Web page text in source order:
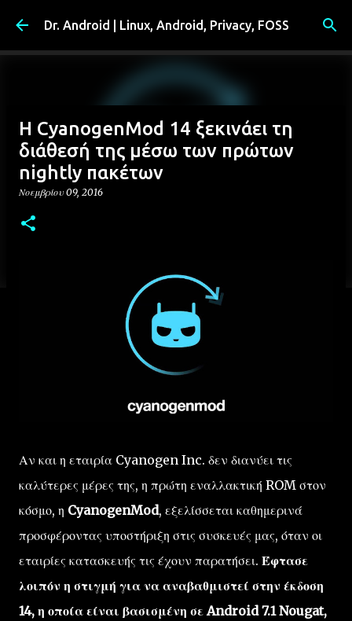
Μετάβαση στο κύριο περιεχόμενο
Dr. Android | Linux, Android, Privacy, FOSS
Η CyanogenMod 14 ξεκινάει τη
διάθεσή της μέσω των πρώτων
nightly πακέτων
Νοεμβρίου 09, 2016
Αν και η εταιρία Cyanogen Inc. δεν διανύει τις
καλύτερες μέρες της, η πρώτη εναλλακτική ROM στον
κόσμο, η CyanogenMod, εξελίσσεται καθημερινά
προσφέροντας υποστήριξη στις συσκευές μας, όταν οι
εταιρίες κατασκευής τις έχουν παρατήσει. Έφτασε
λοιπόν η στιγμή για να αναβαθμιστεί στην έκδοση
14, η οποία είναι βασισμένη σε Android 7.1 Nougat,